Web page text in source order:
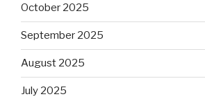
October 2025
September 2025
August 2025
July 2025